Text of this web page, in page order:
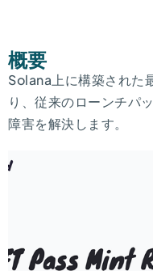
概要
Solana上に構築された
り、従来のローンチパ
障害を解決します。